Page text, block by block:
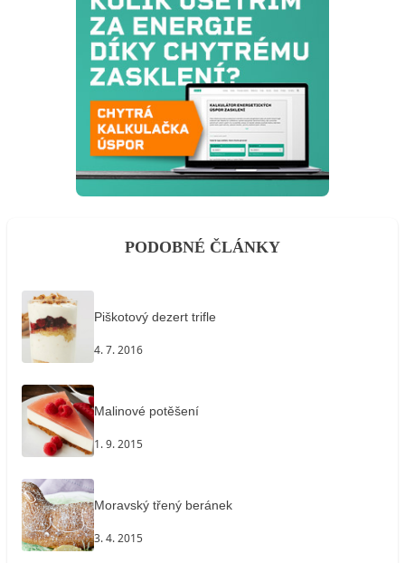
PODOBNÉ ČLÁNKY
Piškotový dezert trifle
4. 7. 2016
Malinové potěšení
1. 9. 2015
Moravský třený beránek
3. 4. 2015